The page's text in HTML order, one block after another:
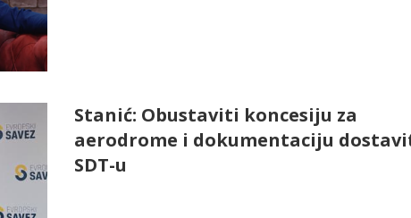
Stanić: Obustaviti koncesiju za
aerodrome i dokumentaciju
SDT-u